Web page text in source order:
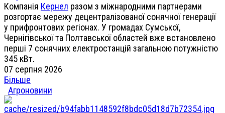
Компанія Кернел разом з міжнародними партнерами
розгортає мережу децентралізованої сонячної генерації
у прифронтових регіонах. У громадах Сумської,
Чернігівської та Полтавської областей вже встановлено
перші 7 сонячних електростанцій загальною потужністю
345 кВт.
07 серпня 2026
Більше
Агроновини